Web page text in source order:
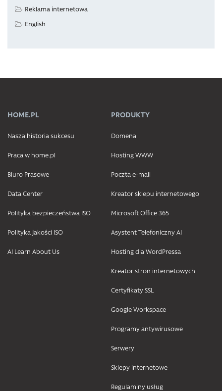
Reklama internetowa
English
HOME.PL
Nasza historia sukcesu
Praca w home.pl
Biuro Prasowe
Data Center
Polityka bezpieczeństwa ISO
Polityka jakości ISO
AI Learn About Us
PRODUKTY
Domena
Hosting WWW
Poczta e-mail
Kreator sklepu internetowego
Microsoft Office 365
Asystent Telefoniczny AI
Hosting dla WordPressa
Kreator stron internetowych
Certyfikaty SSL
Google Workspace
Programy antywirusowe
Serwery
Sklepy internetowe
Regulaminy usług